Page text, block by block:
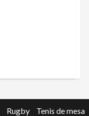
Rugby Tenis de mesa